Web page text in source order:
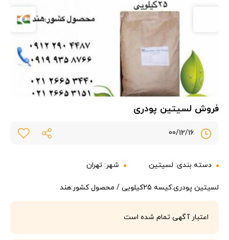
فروش لسیتین پودری
دسته بندی: لسیتین شهر: تهران
لسیتین پودری:کیسه 25کیلویی / محصول کشور:هند
اعتبار آگهی تمام شده است